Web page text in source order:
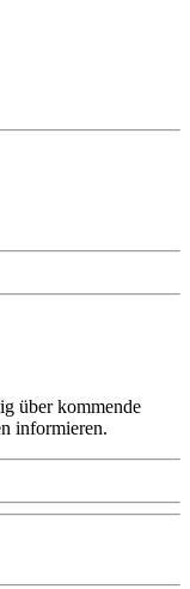
über kommende
informieren.